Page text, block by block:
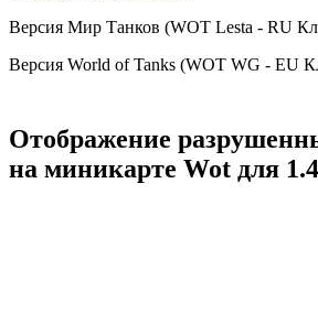
Версия Мир Танков (WOT Lesta - RU
Версия World of Tanks (WOT WG - EU
Отображение
на миникарте Wot для